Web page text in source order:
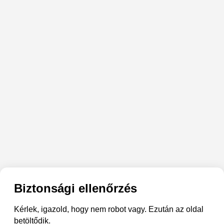
Biztonsági ellenőrzés
Kérlek, igazold, hogy nem robot vagy. Ezután az oldal
betöltődik.